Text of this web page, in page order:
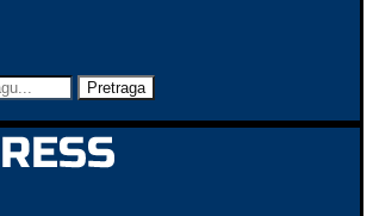
Pretraga